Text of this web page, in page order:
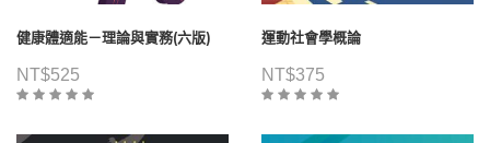
健康體適能－理論與實務(六版)
NT$525
運動社會學概論
NT$375